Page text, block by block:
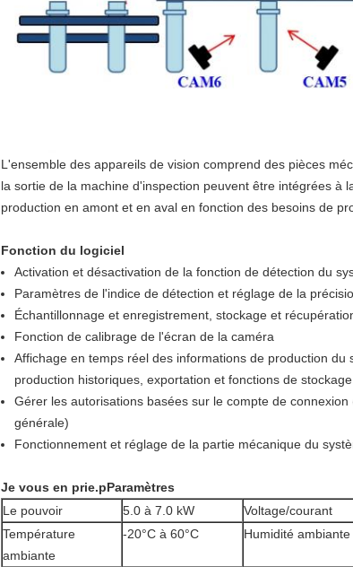
L'ensemble des appareils de vision comprend des pièces
la sortie de la machine d'inspection peuvent être intégrées
production en amont et en aval en fonction des besoins de
Fonction du logiciel
Activation et désactivation de la fonction de détection du
Paramètres de l'indice de détection et réglage de la
Échantillonnage et enregistrement, stockage et
Fonction de calibrage de l'écran de la caméra
Affichage en temps réel des informations de production
production historiques, exportation et fonctions de stockage
Gérer les autorisations basées sur le compte de
générale)
Fonctionnement et réglage de la partie mécanique du
Je vous en prie.pParamètres
Le pouvoir
5.0 à 7.0 kW Voltage/courant
Température
ambiante
-20°C à 60°C Humidité ambiante